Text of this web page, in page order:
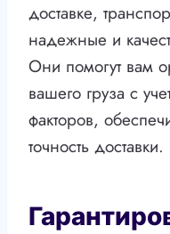
доставке,
надежные и
Они помогут вам
вашего груза с
факторов,
точность доставки.